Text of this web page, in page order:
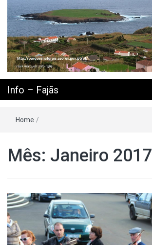
Info – Fajãs
Home /
Mês: Janeiro 2017